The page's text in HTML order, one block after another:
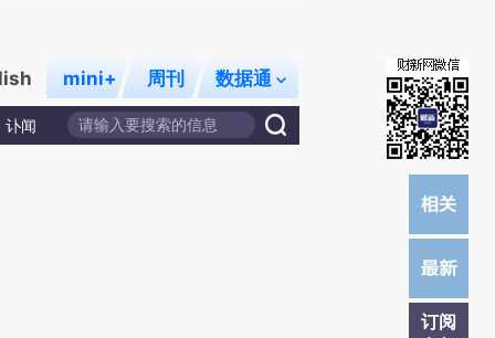
mini+ 周刊 数据通
讣闻
订阅